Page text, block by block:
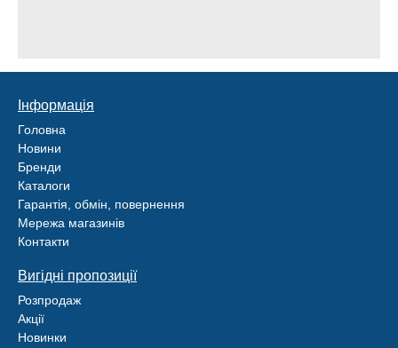
Інформація
Головна
Новини
Бренди
Каталоги
Гарантія, обмін, повернення
Мережа магазинів
Контакти
Вигідні пропозиції
Розпродаж
Акції
Новинки